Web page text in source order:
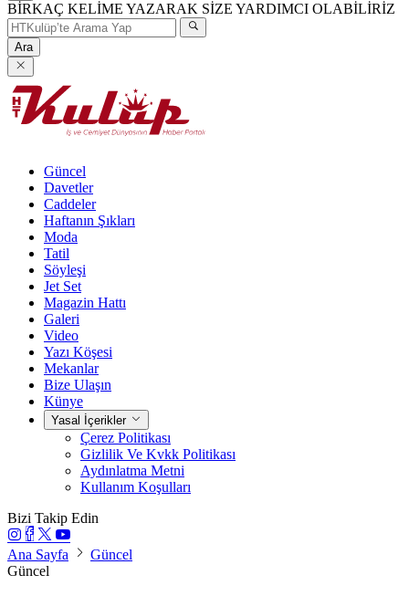
BİRKAÇ KELİME YAZARAK SİZE YARDIMCI OLABİLİRİZ
Ara
Güncel
Davetler
Caddeler
Haftanın Şıkları
Moda
Tatil
Söyleşi
Jet Set
Magazin Hattı
Galeri
Video
Yazı Köşesi
Mekanlar
Bize Ulaşın
Künye
Yasal İçerikler
Çerez Politikası
Gizlilik Ve Kvkk Politikası
Aydınlatma Metni
Kullanım Koşulları
Bizi Takip Edin
Ana Sayfa
Güncel
Güncel